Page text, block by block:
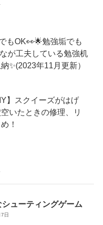
もOK👀🌟勉強垢でも
が工夫している勉強机
✨(2023年11月更新）
】スクイーズがはげ
いたときの修理、リ
！
ューティングゲーム
日